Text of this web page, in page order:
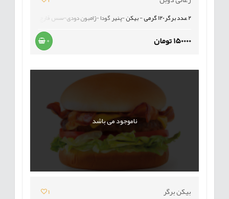
2 عدد برگر120 گرمی - بیکن -پنیر گودا -ژامبون دودی-سس قارچ - کاهو - خیار شور - گوجه -
150000 تومان +
ناموجود می باشد
بیکن برگر
1